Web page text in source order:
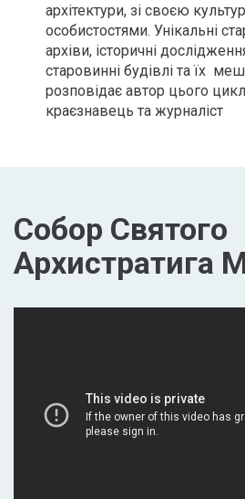
архітектури, зі своєю
особистостями. Унікальні
архіви, історичні
старовинні будівлі та їх
розповідає автор цього
краєзнавець та журналіст
Собор Святого
Архистратига